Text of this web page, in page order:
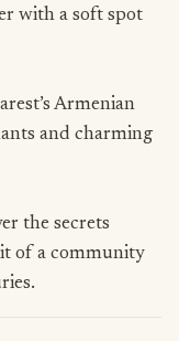
with a soft spot
Armenian
and charming
the secrets
of a community